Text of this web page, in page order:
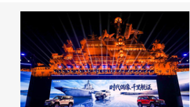
浸式文旅新标杆